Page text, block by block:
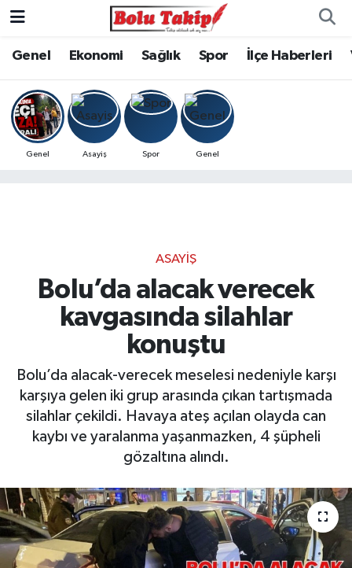
Genel Ekonomi Sağlık Spor İlçe Haberleri
Genel Asayiş Spor Genel
ASAYIŞ
Bolu’da alacak verecek
kavgasında silahlar
konuştu
Bolu’da alacak-verecek meselesi nedeniyle karşı
karşıya gelen iki grup arasında çıkan tartışmada
silahlar çekildi. Havaya ateş açılan olayda can
kaybı ve yaralanma yaşanmazken, 4 şüpheli
gözaltına alındı.